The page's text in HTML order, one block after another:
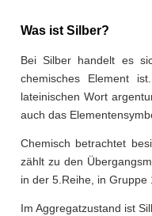
Was ist Silber?
Bei Silber handelt es
chemisches Element
lateinischen Wort
auch das
Chemisch betrachtet
zählt zu den
in der 5.Reihe, in Gruppe
Im Aggregatzustand ist